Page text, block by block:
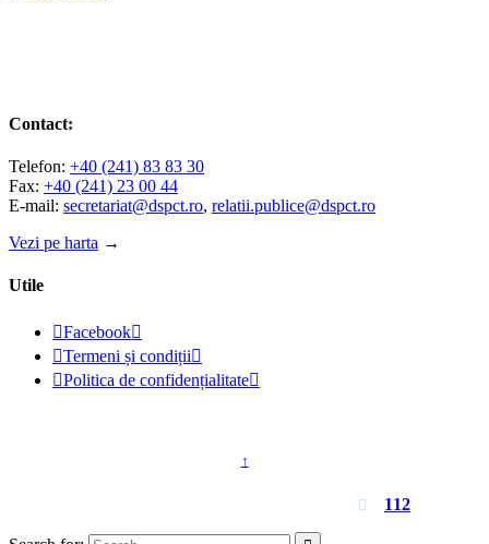
Contact:
Telefon: +40 (241) 83 83 30
Fax: +40 (241) 23 00 44
E-mail: secretariat@dspct.ro, relatii.publice@dspct.ro
Vezi pe harta →
Utile
Facebook
Termeni și condiții
Politica de confidențialitate
↑
 112